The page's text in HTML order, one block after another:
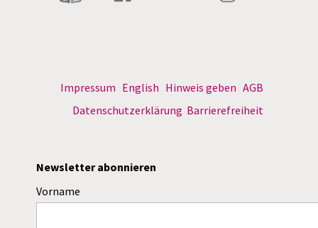
Impressum English Hinweis geben AGB
Datenschutzerklärung Barrierefreiheit
Newsletter abonnieren
Vorname